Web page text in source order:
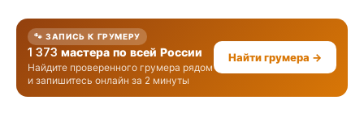
🐾 ЗАПИСЬ К ГРУМЕРУ
1 373 мастера по всей России
Найдите проверенного грумера рядом
и запишитесь онлайн за 2 минуты
Найти грумера →